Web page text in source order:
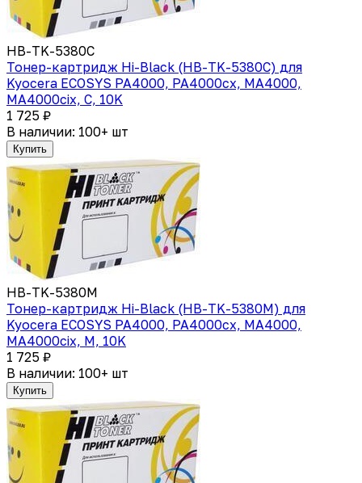
HB-TK-5380C
Тонер-картридж Hi-Black (HB-TK-5380C) для
Kyocera ECOSYS PA4000, PA4000cx, MA4000,
MA4000cix, C, 10K
1 725 ₽
В наличии: 100+ шт
Купить
HB-TK-5380M
Тонер-картридж Hi-Black (HB-TK-5380M) для
Kyocera ECOSYS PA4000, PA4000cx, MA4000,
MA4000cix, M, 10K
1 725 ₽
В наличии: 100+ шт
Купить